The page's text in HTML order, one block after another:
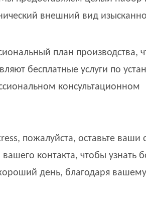
внешний вид
план производства,
бесплатные услуги по
консультационном
пожалуйста, оставьте ваши
контакта, чтобы узнать
день, благодаря